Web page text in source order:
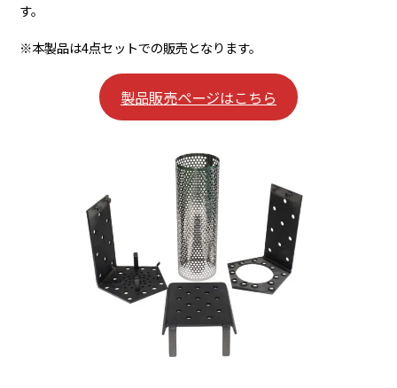
す。
※本製品は4点セットでの販売となります。
製品販売ページはこちら